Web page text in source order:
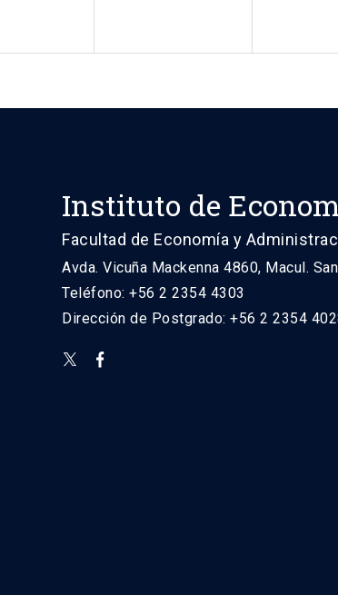
Instituto de
Facultad de Economía y
Avda. Vicuña Mackenna 4860, Macul.
Teléfono: +56 2 2354 4303
Dirección de Postgrado: +56 2 2354